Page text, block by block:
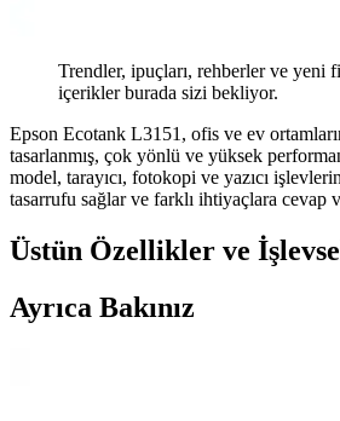
Trendler, ipuçları, rehberler ve yeni
içerikler burada sizi bekliyor.
Epson Ecotank L3151, ofis ve ev
tasarlanmış, çok yönlü ve yüksek
model, tarayıcı, fotokopi ve yazıcı
tasarrufu sağlar ve farklı ihtiyaçlara cevap
Üstün Özellikler ve
Ayrıca Bakınız